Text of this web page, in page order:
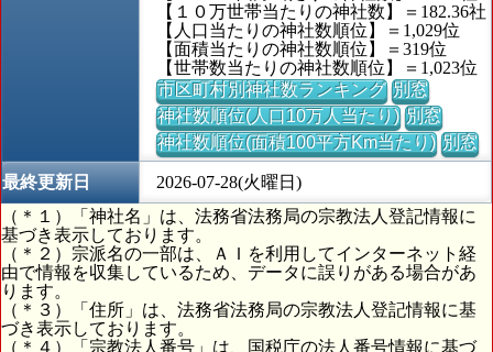
【１０万世帯当たりの神社数】＝182.36社
【人口当たりの神社数順位】＝1,029位
【面積当たりの神社数順位】＝319位
【世帯数当たりの神社数順位】＝1,023位
市区町村別神社数ランキング 別窓
神社数順位(人口10万人当たり) 別窓
神社数順位(面積100平方Km当たり) 別窓
最終更新日
2026-07-28(火曜日)
（＊１）「神社名」は、法務省法務局の宗教法人登記情報に
基づき表示しております。
（＊２）宗派名の一部は、ＡＩを利用してインターネット経
由で情報を収集しているため、データに誤りがある場合があ
ります。
（＊３）「住所」は、法務省法務局の宗教法人登記情報に基
づき表示しております。
（＊４）「宗教法人番号」は、国税庁の法人番号情報に基づ